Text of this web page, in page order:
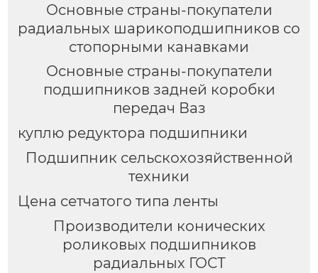
Основные страны-покупатели
радиальных шарикоподшипников со
стопорными канавками
Основные страны-покупатели
подшипников задней коробки
передач Ваз
куплю редуктора подшипники
Подшипник сельскохозяйственной
техники
Цена сетчатого типа ленты
Производители конических
роликовых подшипников
радиальных ГОСТ